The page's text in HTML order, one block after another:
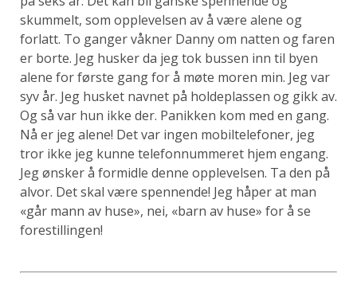
skummelt, som opplevelsen av å være alene og
forlatt. To ganger våkner Danny om natten og faren
er borte. Jeg husker da jeg tok bussen inn til byen
alene for første gang for å møte moren min. Jeg var
syv år. Jeg husket navnet på holdeplassen og gikk av.
Og så var hun ikke der. Panikken kom med en gang.
Nå er jeg alene! Det var ingen mobiltelefoner, jeg
tror ikke jeg kunne telefonnummeret hjem engang.
Jeg ønsker å formidle denne opplevelsen. Ta den på
alvor. Det skal være spennende! Jeg håper at man
«går mann av huse», nei, «barn av huse» for å se
forestillingen!